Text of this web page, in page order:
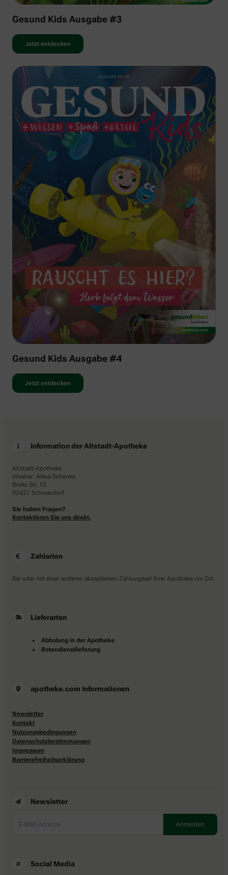
Gesund Kids Ausgabe #3
Jetzt entdecken
Gesund Kids Ausgabe #4
Jetzt entdecken
Information der Altstadt-Apotheke
Altstadt-Apotheke
Inhaber: Alexa Schenke
Breite Str. 15
92421 Schwandorf
Sie haben Fragen?
Kontaktieren Sie uns direkt.
Zahlarten
Bar oder mit einer anderen akzeptierten Zahlungsart Ihrer Apotheke vor Ort.
Lieferarten
Abholung in der Apotheke
Botendienstlieferung
apotheke.com Informationen
Newsletter
Kontakt
Nutzungsbedingungen
Datenschutzbestimmungen
Impressum
Barrierefreiheitserklärung
Newsletter
Social Media